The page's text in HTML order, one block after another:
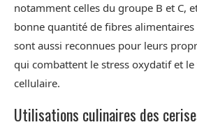
notamment celles du groupe B et C,
bonne quantité de fibres
sont aussi reconnues pour leurs
qui combattent le stress oxydatif et
cellulaire.
Utilisations culinaires des